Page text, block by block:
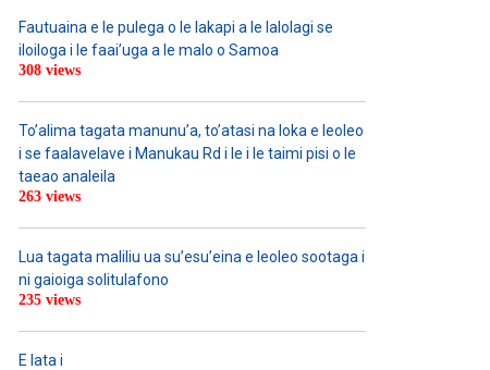
Fautuaina e le pulega o le lakapi a le lalolagi se
iloiloga i le faai’uga a le malo o Samoa
308 views
To’alima tagata manunu’a, to’atasi na loka e leoleo
i se faalavelave i Manukau Rd i le i le taimi pisi o le
taeao analeila
263 views
Lua tagata maliliu ua su’esu’eina e leoleo sootaga i
ni gaioiga solitulafono
235 views
E lata i